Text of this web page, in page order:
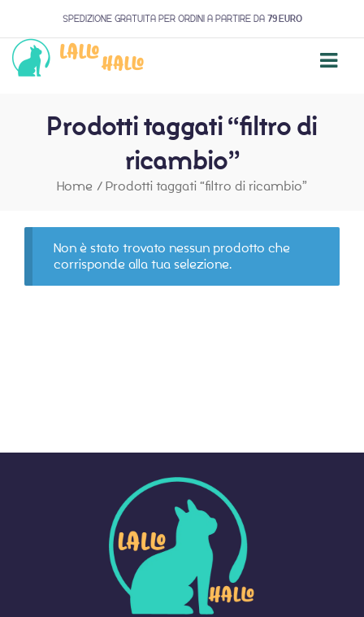
SPEDIZIONE GRATUITA PER ORDINI A PARTIRE DA 79 EURO
Prodotti taggati “filtro di
ricambio”
Home / Prodotti taggati “filtro di ricambio”
Non è stato trovato nessun prodotto che
corrisponde alla tua selezione.